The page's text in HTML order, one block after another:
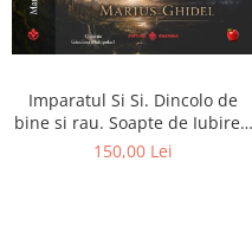
Imparatul Si Si. Dincolo de
bine si rau. Soapte de Iubire -
Invatatura tainica a Soarelui
150,00 Lei